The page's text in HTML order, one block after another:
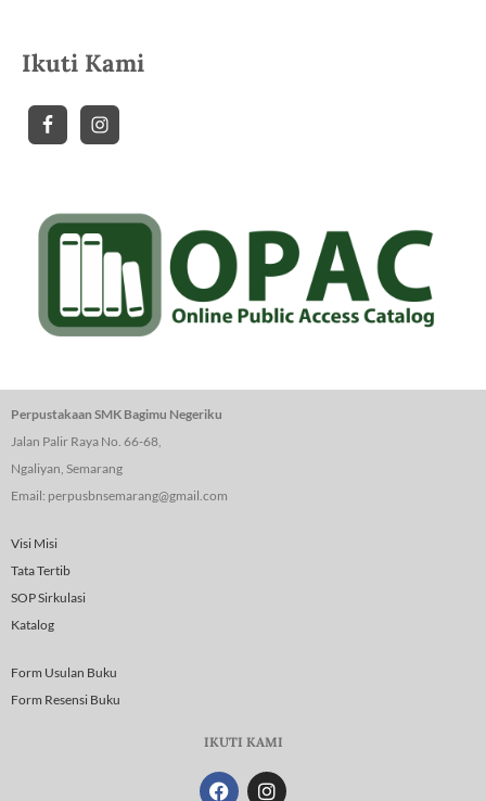
Ikuti Kami
Perpustakaan SMK Bagimu Negeriku
Jalan Palir Raya No. 66-68,
Ngaliyan, Semarang
Email: perpusbnsemarang@gmail.com
Visi Misi
Tata Tertib
SOP Sirkulasi
Katalog
Form Usulan Buku
Form Resensi Buku
IKUTI KAMI
F
I